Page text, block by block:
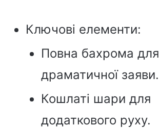
Ключові елементи:
Повна бахрома для
драматичної заяви.
Кошлаті шари для
додаткового руху.